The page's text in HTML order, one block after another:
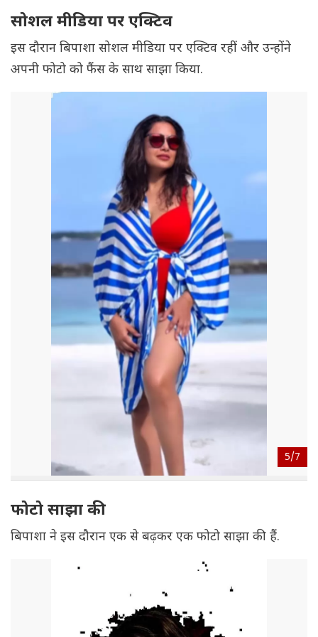
सोशल मीडिया पर एक्टिव
इस दौरान बिपाशा सोशल मीडिया पर एक्टिव रहीं और उन्होंने
अपनी फोटो को फैंस के साथ साझा किया.
5/7
फोटो साझा की
बिपाशा ने इस दौरान एक से बढ़कर एक फोटो साझा की हैं.